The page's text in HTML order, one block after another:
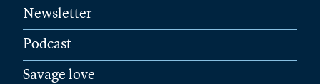
Newsletter
Podcast
Savage love